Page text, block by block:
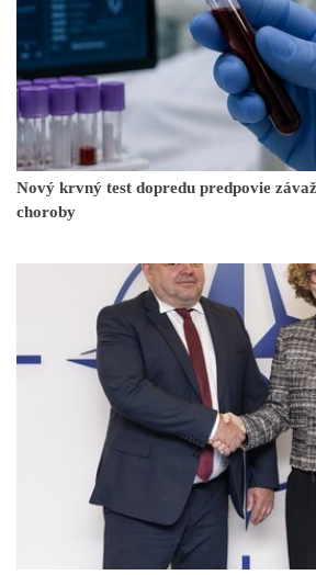
Nový krvný test dopredu predpovie
choroby